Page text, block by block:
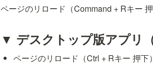
ページのリロード（Command + Rキー
▼ デスクトップ版アプリ
ページのリロード（Ctrl + Rキー 押下）